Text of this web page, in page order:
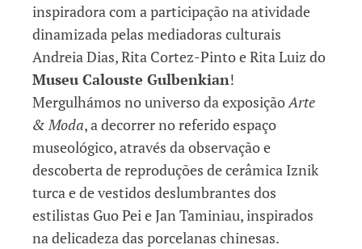
inspiradora com a participação na atividade
dinamizada pelas mediadoras culturais
Andreia Dias, Rita Cortez-Pinto e Rita Luiz do
Museu Calouste Gulbenkian!
Mergulhámos no universo da exposição Arte
& Moda, a decorrer no referido espaço
museológico, através da observação e
descoberta de reproduções de cerâmica Iznik
turca e de vestidos deslumbrantes dos
estilistas Guo Pei e Jan Taminiau, inspirados
na delicadeza das porcelanas chinesas.